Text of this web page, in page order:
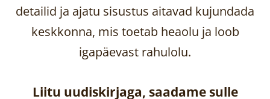
detailid ja ajatu sisustus aitavad kujundada
keskkonna, mis toetab heaolu ja loob
igapäevast rahulolu.
Liitu uudiskirjaga, saadame sulle